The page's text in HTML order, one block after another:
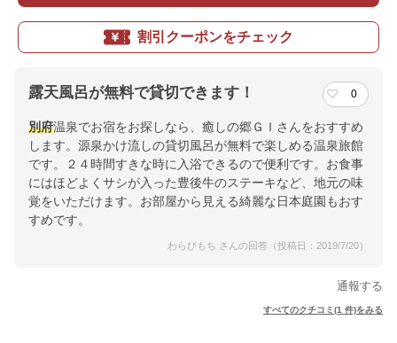
割引クーポンをチェック
露天風呂が無料で貸切できます！ 0
別府温泉でお宿をお探しなら、癒しの郷ＧＩさんをおすすめ
します。源泉かけ流しの貸切風呂が無料で楽しめる温泉旅館
です。２４時間すきな時に入浴できるので便利です。お食事
にはほどよくサシが入った豊後牛のステーキなど、地元の味
覚をいただけます。お部屋から見える綺麗な日本庭園もおす
すめです。
わらびもち さんの回答（投稿日：2019/7/20）
通報する
すべてのクチコミ(1 件)をみる